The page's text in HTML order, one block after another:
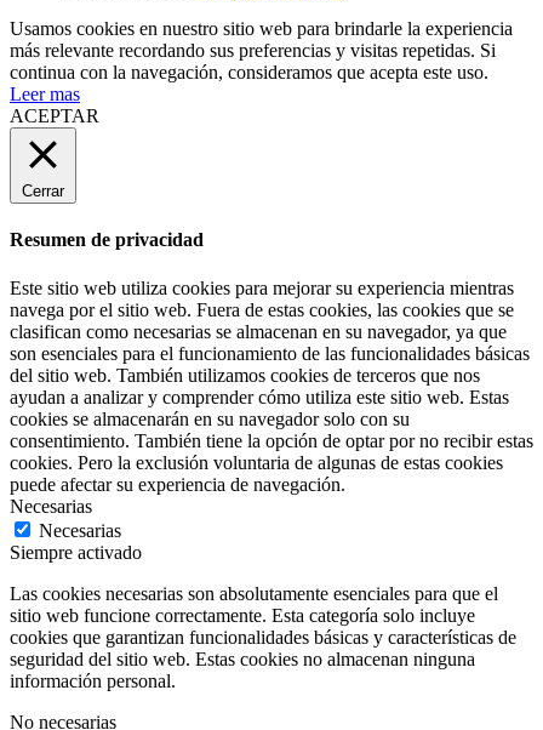
Usamos cookies en nuestro sitio web para brindarle la experiencia
más relevante recordando sus preferencias y visitas repetidas. Si
continua con la navegación, consideramos que acepta este uso.
Leer mas
ACEPTAR
Cerrar
Resumen de privacidad
Este sitio web utiliza cookies para mejorar su experiencia mientras
navega por el sitio web. Fuera de estas cookies, las cookies que se
clasifican como necesarias se almacenan en su navegador, ya que
son esenciales para el funcionamiento de las funcionalidades básicas
del sitio web. También utilizamos cookies de terceros que nos
ayudan a analizar y comprender cómo utiliza este sitio web. Estas
cookies se almacenarán en su navegador solo con su
consentimiento. También tiene la opción de optar por no recibir estas
cookies. Pero la exclusión voluntaria de algunas de estas cookies
puede afectar su experiencia de navegación.
Necesarias
Necesarias
Siempre activado
Las cookies necesarias son absolutamente esenciales para que el
sitio web funcione correctamente. Esta categoría solo incluye
cookies que garantizan funcionalidades básicas y características de
seguridad del sitio web. Estas cookies no almacenan ninguna
información personal.
No necesarias